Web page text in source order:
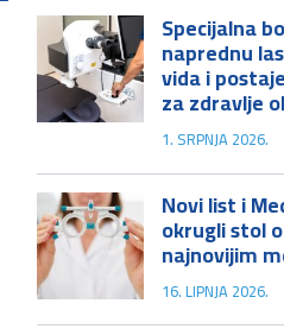
Specijalna
naprednu
vida i
za zdravlje
1. SRPNJA 2026.
Novi list i
okrugli stol
najnovijim
16. LIPNJA 2026.